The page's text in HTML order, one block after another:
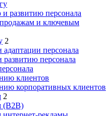
развитию персонала
и ключевым
2
персонала
персонала
клиентов
корпоративных клиентов
2
(B2B)